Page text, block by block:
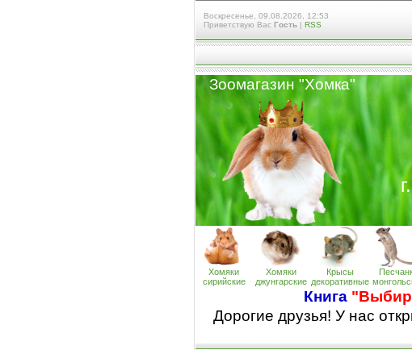
Воскресенье, 09.08.2026, 12:53
Приветствую Вас Гость| RSS
Зоомагазин "Хомка"
Хомяки
сирийские
Хомяки
джунгарские
Крысы
декоративные
Книга
Дорогие друзья! У нас